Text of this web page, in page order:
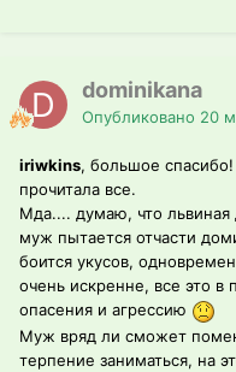
dominikana
Опубликовано 20
iriwkins, большое спасибо!
прочитала все.
Мда.... думаю, что
муж пытается отчасти
боится укусов,
очень искренне, все это
опасения и агрессию
Муж вряд ли сможет
терпение заниматься, на